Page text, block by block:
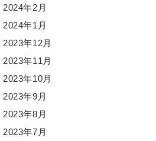
2024年2月
2024年1月
2023年12月
2023年11月
2023年10月
2023年9月
2023年8月
2023年7月